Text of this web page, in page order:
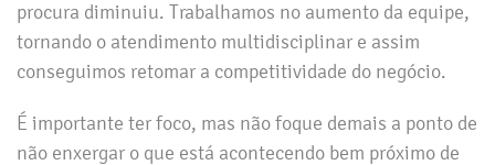
procura diminuiu. Trabalhamos no aumento da equipe,
tornando o atendimento multidisciplinar e assim
conseguimos retomar a competitividade do negócio.
É importante ter foco, mas não foque demais a ponto de
não enxergar o que está acontecendo bem próximo de